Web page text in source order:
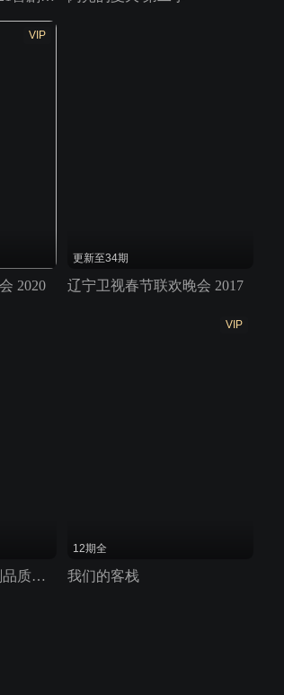
VIP
2020
更新至34期
辽宁卫视春节联欢晚会 2017
剧耀东方 2021电视剧品质盛典
VIP
12期全
我们的客栈